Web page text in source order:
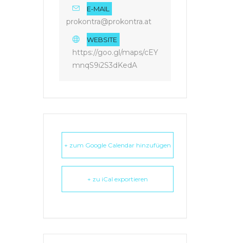
E-MAIL
prokontra@prokontra.at
WEBSITE
https://goo.gl/maps/cEY
mnqS9i2S3dKedA
+ zum Google Calendar hinzufügen
+ zu iCal exportieren